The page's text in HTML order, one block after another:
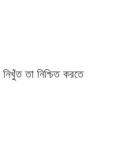
তা নিশ্চিত করতে